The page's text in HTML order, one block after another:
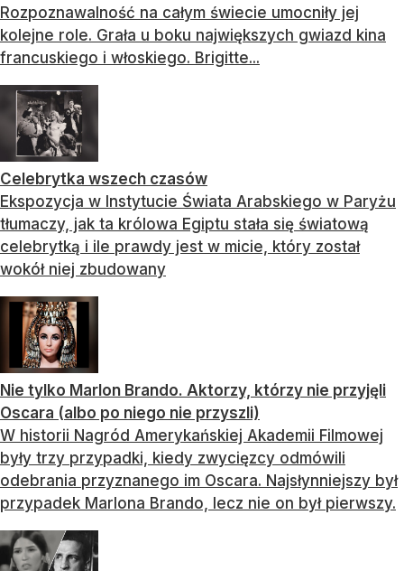
Rozpoznawalność na całym świecie umocniły jej
kolejne role. Grała u boku największych gwiazd kina
francuskiego i włoskiego. Brigitte...
Celebrytka wszech czasów
Ekspozycja w Instytucie Świata Arabskiego w Paryżu
tłumaczy, jak ta królowa Egiptu stała się światową
celebrytką i ile prawdy jest w micie, który został
wokół niej zbudowany
Nie tylko Marlon Brando. Aktorzy, którzy nie przyjęli
Oscara (albo po niego nie przyszli)
W historii Nagród Amerykańskiej Akademii Filmowej
były trzy przypadki, kiedy zwycięzcy odmówili
odebrania przyznanego im Oscara. Najsłynniejszy był
przypadek Marlona Brando, lecz nie on był pierwszy.